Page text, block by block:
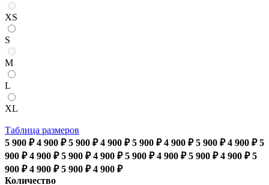
XS
S
M
L
XL
Таблица размеров
5 900 ₽ 4 900 ₽ 5 900 ₽ 4 900 ₽ 5 900 ₽ 4 900 ₽ 5 900 ₽ 4 900 ₽ 5
900 ₽ 4 900 ₽ 5 900 ₽ 4 900 ₽ 5 900 ₽ 4 900 ₽ 5 900 ₽ 4 900 ₽ 5
900 ₽ 4 900 ₽ 5 900 ₽ 4 900 ₽
Количество